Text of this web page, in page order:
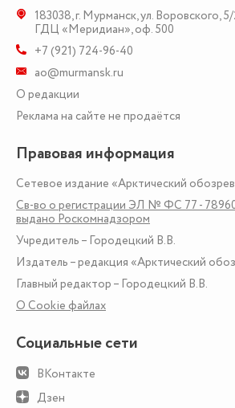
183038,г. Мурманск,ул. Воровского,
ГДЦ «Меридиан», оф. 500
+7 (921) 724-96-40
ao@murmansk.ru
О редакции
Реклама на сайте не продаётся
Правовая информация
Сетевое издание «Арктический
Св-во о регистрации ЭЛ № ФС 77 -
выдано Роскомнадзором
Учредитель – Городецкий В.В.
Издатель – редакция «Арктический
Главный редактор – Городецкий В.В.
О Сookie файлах
Социальные сети
ВКонтакте
Дзен